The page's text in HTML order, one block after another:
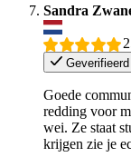
Sandra
Geverifieerd
Goede
redding voor
wei. Ze staat
krijgen zie je